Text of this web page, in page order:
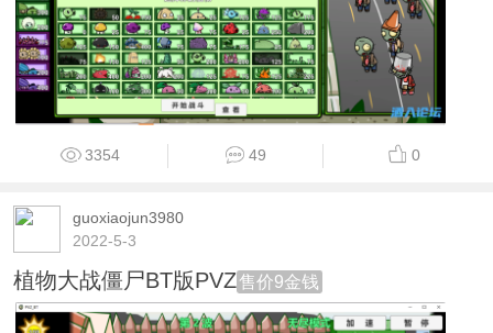
3354 49 0
guoxiaojun3980
2022-5-3
植物大战僵尸BT版PVZ售价9金钱